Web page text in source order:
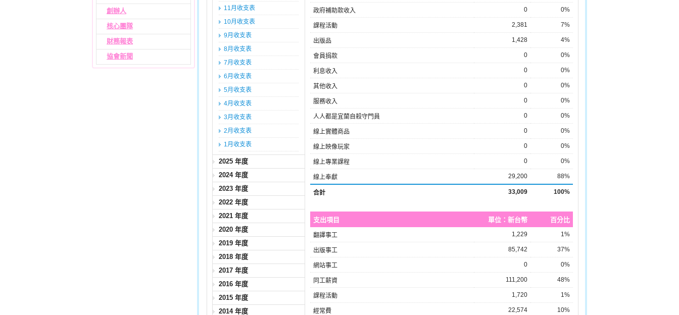
創辦人
核心團隊
財務報表
協會新聞
11月收支表
10月收支表
9月收支表
8月收支表
7月收支表
6月收支表
5月收支表
4月收支表
3月收支表
2月收支表
1月收支表
2025 年度
2024 年度
2023 年度
2022 年度
2021 年度
2020 年度
2019 年度
2018 年度
2017 年度
2016 年度
2015 年度
2014 年度
政府補助款收入 0 0%
課程活動 2,381 7%
出版品 1,428 4%
會員捐款 0 0%
利息收入 0 0%
其他收入 0 0%
服務收入 0 0%
人人都是宜蘭自殺守門員 0 0%
線上實體商品 0 0%
線上映像玩家 0 0%
線上專業課程 0 0%
線上奉獻 29,200 88%
合計 33,009 100%
支出項目 單位：新台幣 百分比
翻譯事工 1,229 1%
出版事工 85,742 37%
網站事工 0 0%
同工薪資 111,200 48%
課程活動 1,720 1%
經常費 22,574 10%